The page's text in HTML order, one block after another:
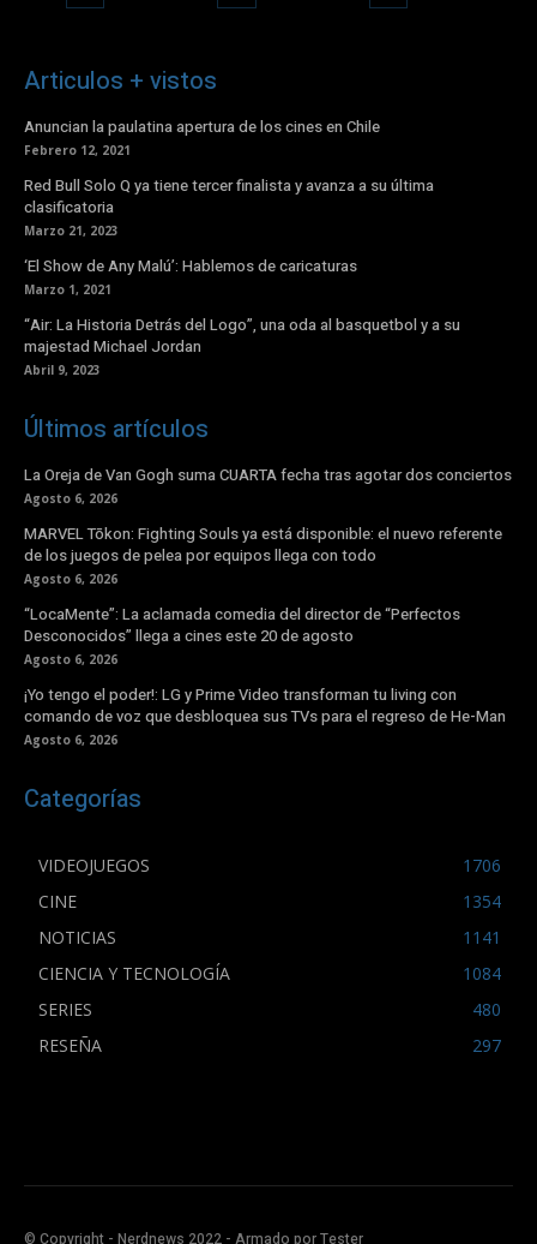
Articulos + vistos
Anuncian la paulatina apertura de los cines en Chile
Febrero 12, 2021
Red Bull Solo Q ya tiene tercer finalista y avanza a su última
clasificatoria
Marzo 21, 2023
‘El Show de Any Malú’: Hablemos de caricaturas
Marzo 1, 2021
“Air: La Historia Detrás del Logo”, una oda al basquetbol y a su
majestad Michael Jordan
Abril 9, 2023
Últimos artículos
La Oreja de Van Gogh suma CUARTA fecha tras agotar dos conciertos
Agosto 6, 2026
MARVEL Tōkon: Fighting Souls ya está disponible: el nuevo referente
de los juegos de pelea por equipos llega con todo
Agosto 6, 2026
“LocaMente”: La aclamada comedia del director de “Perfectos
Desconocidos” llega a cines este 20 de agosto
Agosto 6, 2026
¡Yo tengo el poder!: LG y Prime Video transforman tu living con
comando de voz que desbloquea sus TVs para el regreso de He-Man
Agosto 6, 2026
Categorías
VIDEOJUEGOS
1706
CINE
1354
NOTICIAS
1141
CIENCIA Y TECNOLOGÍA
1084
SERIES
480
RESEÑA
297
© Copyright - Nerdnews 2022 - Armado por Tester